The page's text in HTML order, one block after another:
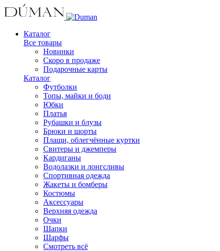
Каталог
Все товары
Новинки
Скоро в продаже
Подарочные карты
Каталог
Футболки
Топы, майки и боди
Юбки
Платья
Рубашки и блузы
Брюки и шорты
Плащи, облегчённые куртки
Свитеры и джемперы
Кардиганы
Водолазки и лонгсливы
Спортивная одежда
Жакеты и бомберы
Костюмы
Аксессуары
Верхняя одежда
Очки
Шапки
Шарфы
Смотреть всё